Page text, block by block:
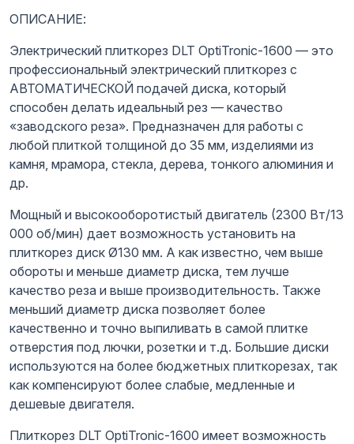
ОПИСАНИЕ:
Электрический плиткорез DLT OptiTronic-1600 — это
профессиональный электрический плиткорез с
АВТОМАТИЧЕСКОЙ подачей диска, который
способен делать идеальный рез — качество
«заводского реза». Предназначен для работы с
любой плиткой толщиной до 35 мм, изделиями из
камня, мрамора, стекла, дерева, тонкого алюминия и
др.
Мощный и высокооборотистый двигатель (2300 Вт/13
000 об/мин) дает возможность установить на
плиткорез диск Ø130 мм. А как известно, чем выше
обороты и меньше диаметр диска, тем лучше
качество реза и выше производительность. Также
меньший диаметр диска позволяет более
качественно и точно выпиливать в самой плитке
отверстия под лючки, розетки и т.д. Большие диски
используются на более бюджетных плиткорезах, так
как компенсируют более слабые, медленные и
дешевые двигателя.
Плиткорез DLT OptiTronic-1600 имеет возможность